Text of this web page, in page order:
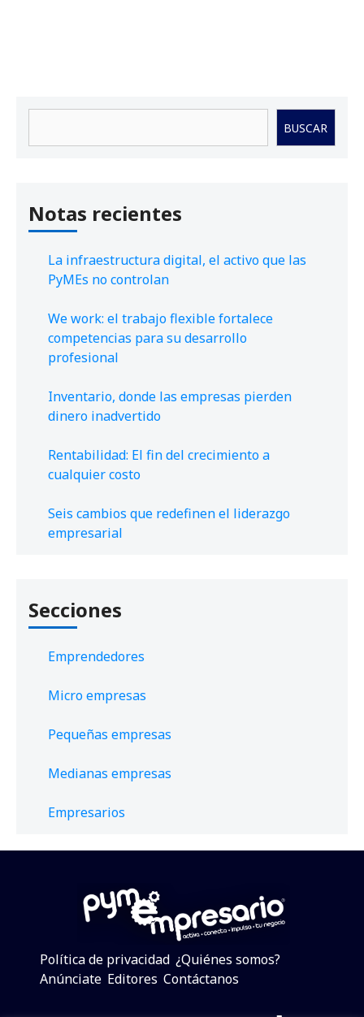
BUSCAR
Notas recientes
La infraestructura digital, el activo que las
PyMEs no controlan
We work: el trabajo flexible fortalece
competencias para su desarrollo
profesional
Inventario, donde las empresas pierden
dinero inadvertido
Rentabilidad: El fin del crecimiento a
cualquier costo
Seis cambios que redefinen el liderazgo
empresarial
Secciones
Emprendedores
Micro empresas
Pequeñas empresas
Medianas empresas
Empresarios
Política de privacidad ¿Quiénes somos?
Anúnciate Editores Contáctanos